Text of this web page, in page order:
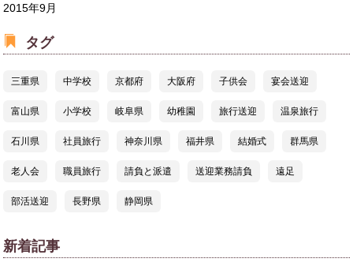
2015年9月
タグ
三重県 中学校 京都府 大阪府 子供会 宴会送迎
富山県 小学校 岐阜県 幼稚園 旅行送迎 温泉旅行
石川県 社員旅行 神奈川県 福井県 結婚式 群馬県
老人会 職員旅行 請負と派遣 送迎業務請負 遠足
部活送迎 長野県 静岡県
新着記事